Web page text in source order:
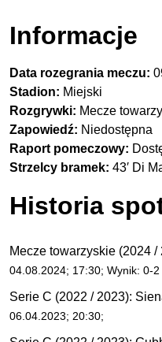
Informacje
Data rozegrania meczu:
Stadion: Miejski
Rozgrywki: Mecze
Zapowiedź: Niedostępna
Raport pomeczowy:
Strzelcy bramek: 43′ Di
Historia
Mecze towarzyskie (2024
04.08.2024; 17:30; Wynik: 0-2
Serie C (2022 / 2023):
06.04.2023; 20:30;